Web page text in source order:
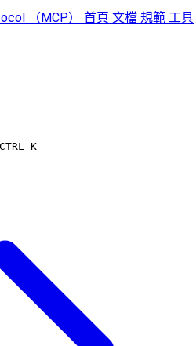
（MCP） 首頁 文檔 規範 工具
CTRL K